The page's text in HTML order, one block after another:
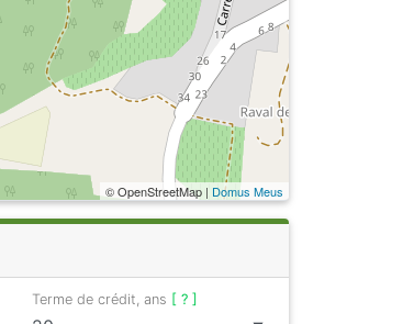
© OpenStreetMap | Domus Meus
Terme de crédit, ans [ ? ]